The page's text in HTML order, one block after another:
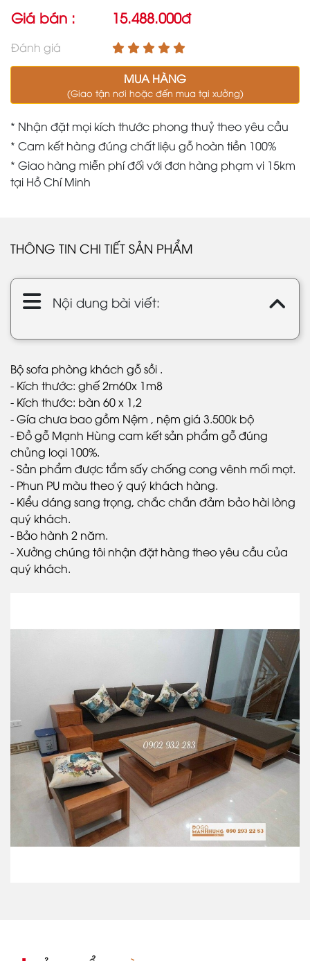
Giá bán : 15.488.000đ
Đánh giá
MUA HÀNG
(Giao tận nơi hoặc đến mua tại xưởng)
* Nhận đặt mọi kích thước phong thuỷ theo yêu cầu
* Cam kết hàng đúng chất liệu gỗ hoàn tiền 100%
* Giao hàng miễn phí đối với đơn hàng phạm vi 15km
tại Hồ Chí Minh
THÔNG TIN CHI TIẾT SẢN PHẨM
Nội dung bài viết:
Bộ sofa phòng khách gỗ sồi .
- Kích thước: ghế 2m60x 1m8
- Kích thước: bàn 60 x 1,2
- Gía chưa bao gồm Nệm , nệm giá 3.500k bộ
- Đồ gỗ Mạnh Hùng cam kết sản phẩm gỗ đúng
chủng loại 100%.
- Sản phẩm được tẩm sấy chống cong vênh mối mọt.
- Phun PU màu theo ý quý khách hàng.
- Kiểu dáng sang trọng, chắc chắn đảm bảo hài lòng
quý khách.
- Bảo hành 2 năm.
- Xưởng chúng tôi nhận đặt hàng theo yêu cầu của
quý khách.